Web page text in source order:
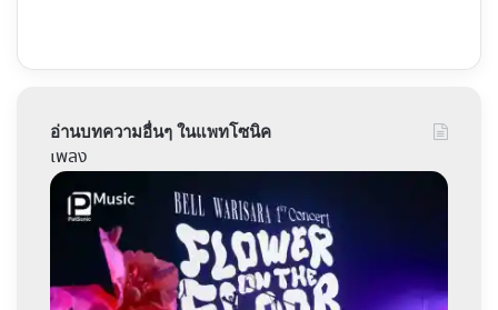
อ่านบทความอื่นๆ ในแพทโซนิค
เพลง